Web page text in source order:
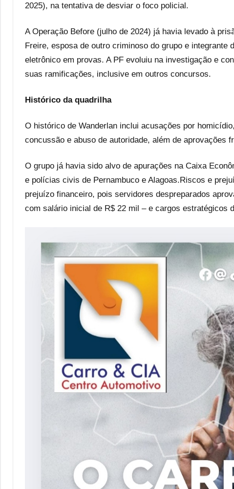
2025), na tentativa de desviar o foco policial.
A Operação Before (julho de 2024) já havia levado à
Freire, esposa de outro criminoso do grupo e
eletrônico em provas. A PF evoluiu na investigação e
suas ramificações, inclusive em outros concursos.
Histórico da quadrilha
O histórico de Wanderlan inclui acusações por
concussão e abuso de autoridade, além de aprovações
O grupo já havia sido alvo de apurações na Caixa
e polícias civis de Pernambuco e Alagoas.Riscos e
prejuízo financeiro, pois servidores despreparados
com salário inicial de R$ 22 mil – e cargos estratégicos